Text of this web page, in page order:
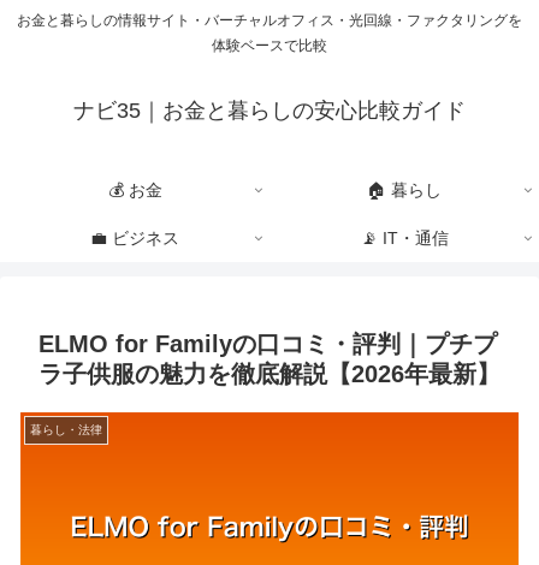
お金と暮らしの情報サイト・バーチャルオフィス・光回線・ファクタリングを
体験ベースで比較
ナビ35｜お金と暮らしの安心比較ガイド
💰 お金 🏠 暮らし
💼 ビジネス 📡 IT・通信
ELMO for Familyの口コミ・評判｜プチプ
ラ子供服の魅力を徹底解説【2026年最新】
暮らし・法律